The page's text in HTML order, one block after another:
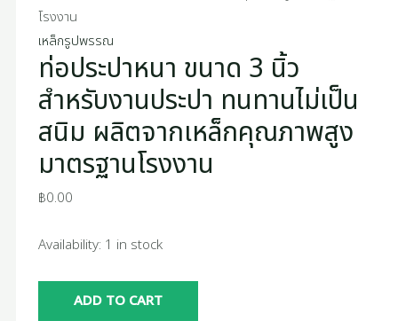
โรงงาน
เหล็กรูปพรรณ
ท่อประปาหนา ขนาด 3 นิ้ว
สำหรับงานประปา ทนทานไม่เป็น
สนิม ผลิตจากเหล็กคุณภาพสูง
มาตรฐานโรงงาน
฿0.00
Availability: 1 in stock
เหล็ก
คุณภาพ
สูง
มาตรฐาน
โรงงาน
quantity
ADD TO CART
มาตรฐาน
โรงงาน
quantity